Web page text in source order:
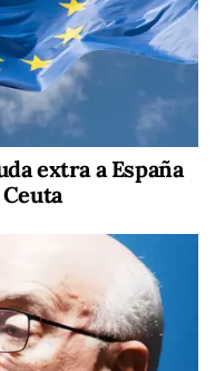
extra a España